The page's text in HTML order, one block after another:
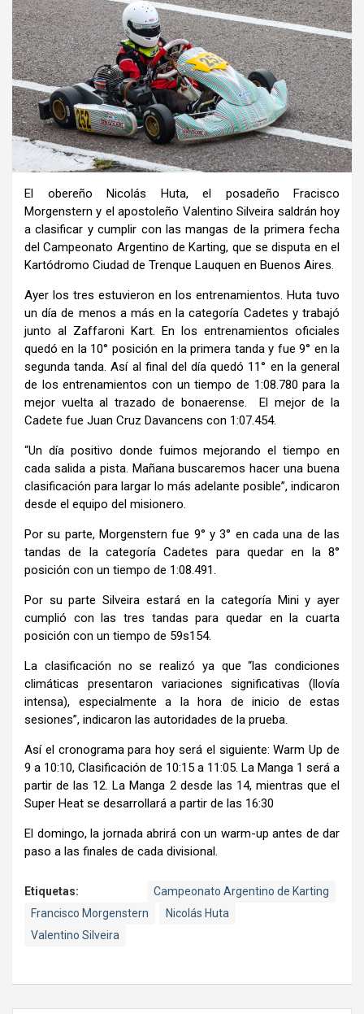
El obereño Nicolás Huta, el posadeño Fracisco
Morgenstern y el apostoleño Valentino Silveira saldrán hoy
a clasificar y cumplir con las mangas de la primera fecha
del Campeonato Argentino de Karting, que se disputa en el
Kartódromo Ciudad de Trenque Lauquen en Buenos Aires.
Ayer los tres estuvieron en los entrenamientos. Huta tuvo
un día de menos a más en la categoría Cadetes y trabajó
junto al Zaffaroni Kart. En los entrenamientos oficiales
quedó en la 10° posición en la primera tanda y fue 9° en la
segunda tanda. Así al final del día quedó 11° en la general
de los entrenamientos con un tiempo de 1:08.780 para la
mejor vuelta al trazado de bonaerense. El mejor de la
Cadete fue Juan Cruz Davancens con 1:07.454.
“Un día positivo donde fuimos mejorando el tiempo en
cada salida a pista. Mañana buscaremos hacer una buena
clasificación para largar lo más adelante posible”, indicaron
desde el equipo del misionero.
Por su parte, Morgenstern fue 9° y 3° en cada una de las
tandas de la categoría Cadetes para quedar en la 8°
posición con un tiempo de 1:08.491.
Por su parte Silveira estará en la categoría Mini y ayer
cumplió con las tres tandas para quedar en la cuarta
posición con un tiempo de 59s154.
La clasificación no se realizó ya que “las condiciones
climáticas presentaron variaciones significativas (llovía
intensa), especialmente a la hora de inicio de estas
sesiones”, indicaron las autoridades de la prueba.
Así el cronograma para hoy será el siguiente: Warm Up de
9 a 10:10, Clasificación de 10:15 a 11:05. La Manga 1 será a
partir de las 12. La Manga 2 desde las 14, mientras que el
Super Heat se desarrollará a partir de las 16:30
El domingo, la jornada abrirá con un warm-up antes de dar
paso a las finales de cada divisional.
Etiquetas:
Campeonato Argentino de Karting
Francisco Morgenstern
Nicolás Huta
Valentino Silveira